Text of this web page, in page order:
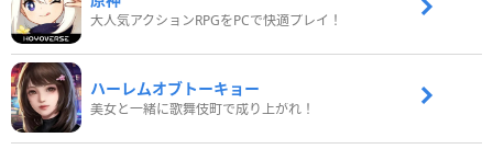
大人気アクションRPGをPCで快適プレイ！
ハーレムオブトーキョー
美女と一緒に歌舞伎町で成り上がれ！